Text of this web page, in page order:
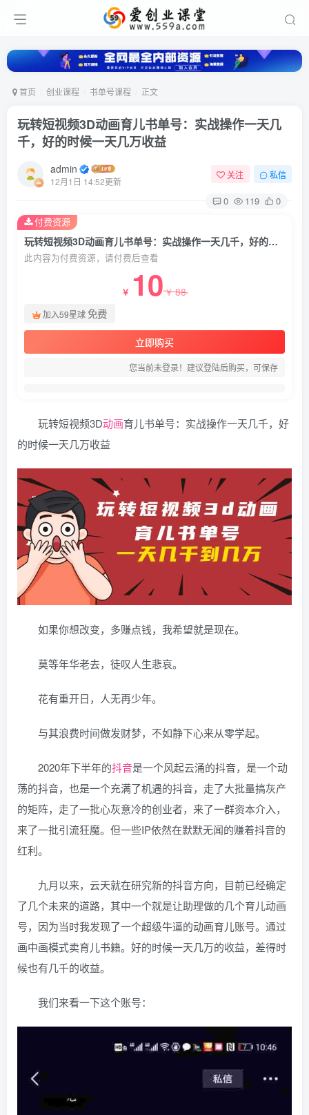
首页 创业课程 书单号课程 正文
玩转短视频3D动画育儿书单号：实战操作一天几
千，好的时候一天几万收益
admin
12月1日 14:52更新
关注 私信
0 119 0
玩转短视频3D动画育儿书单号：实战操作一天几千，好的时候一天几万收益
此内容为付费资源，请付费后查看
￥ 10￥88
加入59星球免费
立即购买
您当前未登录！建议登陆后购买，可保存
付费资源
玩转短视频3D动画育儿书单号：实战操作一天几千，好
的时候一天几万收益
如果你想改变，多赚点钱，我希望就是现在。
莫等年华老去，徒叹人生悲哀。
花有重开日，人无再少年。
与其浪费时间做发财梦，不如静下心来从零学起。
2020年下半年的抖音是一个风起云涌的抖音，是一个动
荡的抖音，也是一个充满了机遇的抖音，走了大批量搞灰产
的矩阵，走了一批心灰意冷的创业者，来了一群资本介入，
来了一批引流狂魔。但一些IP依然在默默无闻的赚着抖音的
红利。
九月以来，云天就在研究新的抖音方向，目前已经确定
了几个未来的道路，其中一个就是让助理做的几个育儿动画
号，因为当时我发现了一个超级牛逼的动画育儿账号。通过
画中画模式卖育儿书籍。好的时候一天几万的收益，差得时
候也有几千的收益。
我们来看一下这个账号：